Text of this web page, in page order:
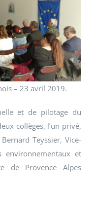
– 23 avril 2019.
et de pilotage du
collèges, l’un privé,
Teyssier, Vice-
environnementaux et
de Provence Alpes